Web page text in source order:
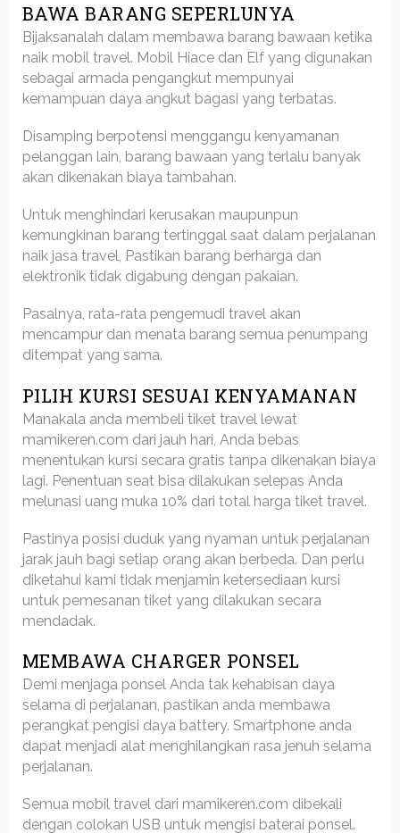
BAWA BARANG SEPERLUNYA
Bijaksanalah dalam membawa barang bawaan ketika
naik mobil travel. Mobil Hiace dan Elf yang digunakan
sebagai armada pengangkut mempunyai
kemampuan daya angkut bagasi yang terbatas.
Disamping berpotensi menggangu kenyamanan
pelanggan lain, barang bawaan yang terlalu banyak
akan dikenakan biaya tambahan.
Untuk menghindari kerusakan maupunpun
kemungkinan barang tertinggal saat dalam perjalanan
naik jasa travel, Pastikan barang berharga dan
elektronik tidak digabung dengan pakaian.
Pasalnya, rata-rata pengemudi travel akan
mencampur dan menata barang semua penumpang
ditempat yang sama.
PILIH KURSI SESUAI KENYAMANAN
Manakala anda membeli tiket travel lewat
mamikeren.com dari jauh hari, Anda bebas
menentukan kursi secara gratis tanpa dikenakan biaya
lagi. Penentuan seat bisa dilakukan selepas Anda
melunasi uang muka 10% dari total harga tiket travel.
Pastinya posisi duduk yang nyaman untuk perjalanan
jarak jauh bagi setiap orang akan berbeda. Dan perlu
diketahui kami tidak menjamin ketersediaan kursi
untuk pemesanan tiket yang dilakukan secara
mendadak.
MEMBAWA CHARGER PONSEL
Demi menjaga ponsel Anda tak kehabisan daya
selama di perjalanan, pastikan anda membawa
perangkat pengisi daya battery. Smartphone anda
dapat menjadi alat menghilangkan rasa jenuh selama
perjalanan.
Semua mobil travel dari mamikeren.com dibekali
dengan colokan USB untuk mengisi baterai ponsel.